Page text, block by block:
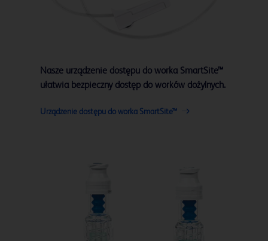
Nasze urządzenie dostępu do worka SmartSite™
ułatwia bezpieczny dostęp do worków dożylnych.
Urządzenie dostępu do worka SmartSite™